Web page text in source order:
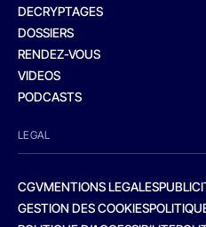
DECRYPTAGES
DOSSIERS
RENDEZ-VOUS
VIDEOS
PODCASTS
LEGAL
CGVMENTIONS LEGALES
GESTION DES COOKIES